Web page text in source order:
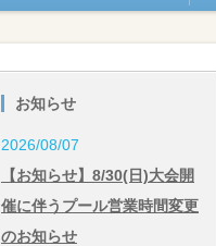
お知らせ
2026/08/07
【お知らせ】8/30(日)大会開
催に伴うプール営業時間変更
のお知らせ